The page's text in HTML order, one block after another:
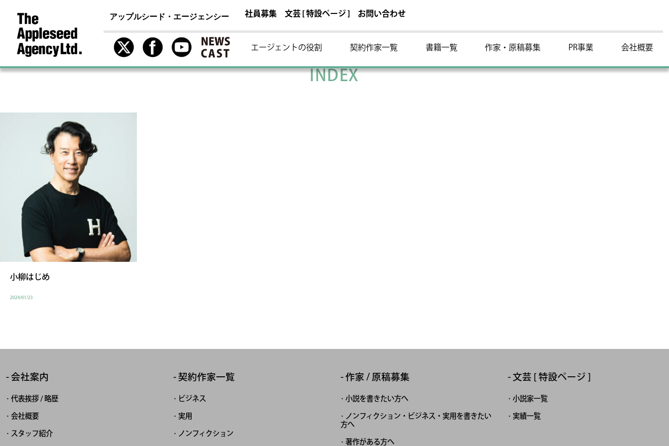
アップルシード・エージェンシー 社員募集 文芸 [ 特設ページ ] お問い合わせ
エージェントの役割 契約作家一覧 書籍一覧 作家・原稿募集 PR事業 会社概要
INDEX
小柳はじめ
2024/01/23
会社案内
代表挨拶 / 略歴
会社概要
スタッフ紹介
契約作家一覧
ビジネス
実用
ノンフィクション
作家 / 原稿募集
小説を書きたい方へ
ノンフィクション・ビジネス・実用を書きたい
方へ
著作がある方へ
文芸 [ 特設ページ ]
小説家一覧
実績一覧